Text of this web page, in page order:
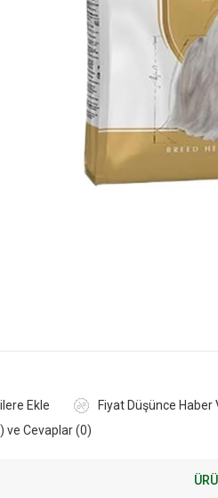
Ekle Fiyat Düşünce Haber
ve Cevaplar (0)